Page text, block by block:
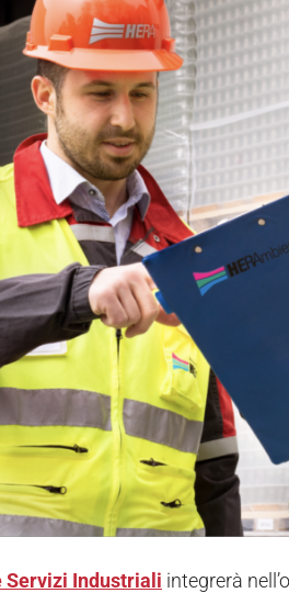
Servizi Industriali integrerà